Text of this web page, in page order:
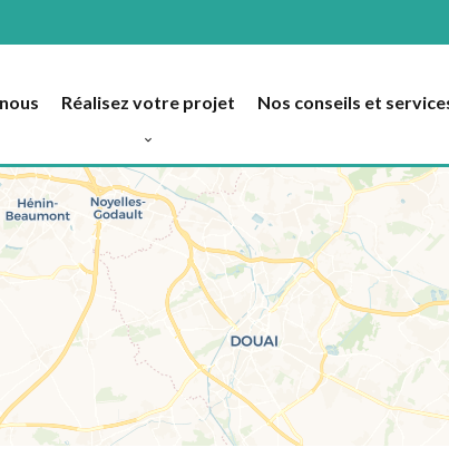
Réalisez votre projet Nos conseils et